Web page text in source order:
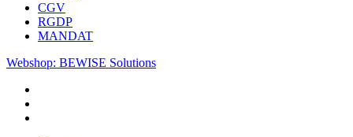
CGV
RGDP
MANDAT
Webshop: BEWISE Solutions